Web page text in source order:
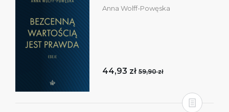
Anna Wolff-Powęska
44,93 zł 59,90 zł